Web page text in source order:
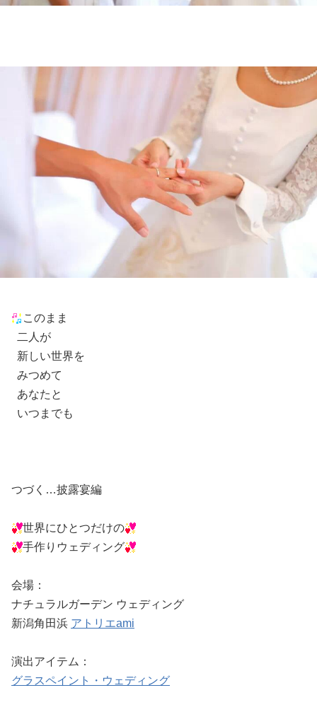
このまま
二人が
新しい世界を
みつめて
あなたと
いつまでも
つづく…披露宴編
世界にひとつだけの
手作りウェディング
会場：
ナチュラルガーデン ウェディング
新潟角田浜 アトリエami
演出アイテム：
グラスペイント・ウェディング